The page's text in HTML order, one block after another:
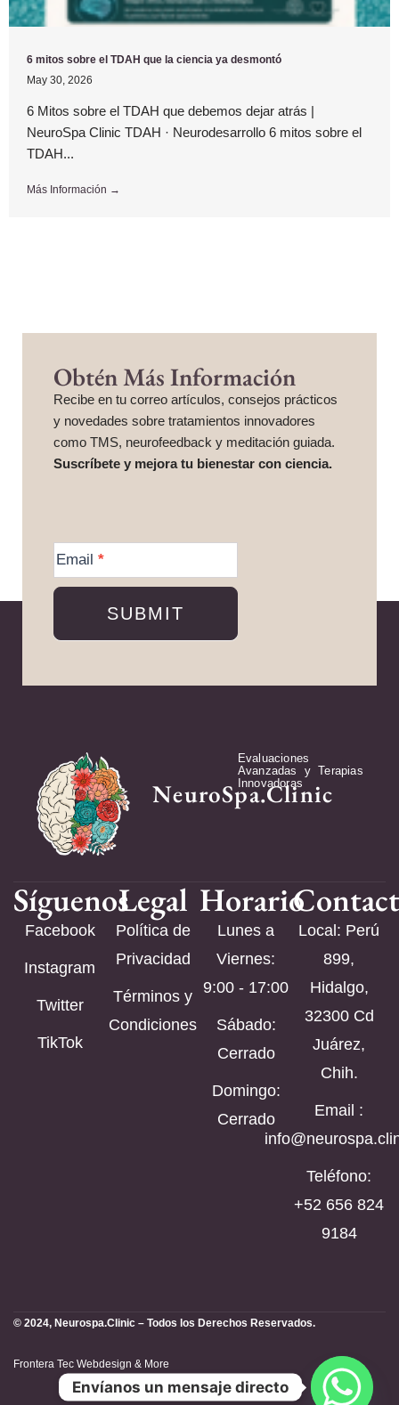
6 mitos sobre el TDAH que la ciencia ya desmontó
May 30, 2026
6 Mitos sobre el TDAH que debemos dejar atrás |
NeuroSpa Clinic TDAH · Neurodesarrollo 6 mitos sobre el
TDAH...
Más Información →
Obtén Más Información
Recibe en tu correo artículos, consejos prácticos
y novedades sobre tratamientos innovadores
como TMS, neurofeedback y meditación guiada.
Suscríbete y mejora tu bienestar con ciencia.
Information
Email *
SUBMIT
NeuroSpa.Clinic
Evaluaciones
Avanzadas y Terapias
Innovadoras
Síguenos
Facebook
Instagram
Twitter
TikTok
Legal
Política de
Privacidad
Términos y
Condiciones
Horario
Lunes a
Viernes:
9:00 - 17:00
Sábado:
Cerrado
Domingo:
Cerrado
Local: Perú
899,
Hidalgo,
32300 Cd
Juárez,
Chih.
Email :
Teléfono:
‪+52 656 824
9184‬
© 2024, Neurospa.Clinic – Todos los Derechos Reservados.
Frontera Tec Webdesign & More
Envíanos un mensaje directo